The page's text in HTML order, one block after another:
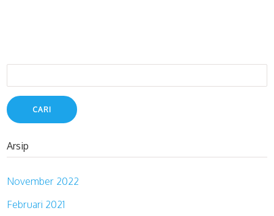
untuk:
Arsip
November 2022
Februari 2021